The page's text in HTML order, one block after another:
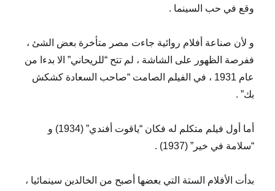
وقع في حب السينما .
و لأن صناعة أفلام روائية جاءت مصر متأخرة بعض الشئ ،
ففرصة الظهور على الشاشة ، لم تتح “للريحاني” الا بدءا من
عام 1931 ، في الفيلم الصامت “صاحب السعادة كشكش
بك” .
أما أول فيلم متكلم له فكان “ياقوت أفندي” (1934) و
“سلامة في خير” (1937) .
بدأت الأفلام الستة التي بعضها أصبح من الخالدين سينمائيا ،